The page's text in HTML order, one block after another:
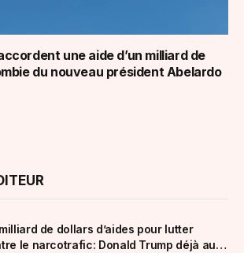
une aide d’un milliard de
du nouveau président Abelardo
de dollars d’aides pour lutter
le narcotrafic: Donald Trump déjà au